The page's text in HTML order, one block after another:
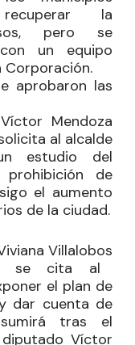
la
pero se
un equipo
Corporación.
aprobaron las
Víctor Mendoza
al alcalde
estudio del
de
el aumento
de la ciudad.
Villalobos
se cita al
el plan de
dar cuenta de
tras el
Víctor